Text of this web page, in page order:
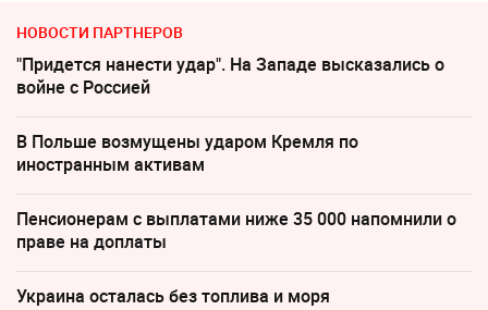
НОВОСТИ ПАРТНЕРОВ
"Придется нанести удар". На Западе высказались о
войне с Россией
В Польше возмущены ударом Кремля по
иностранным активам
Пенсионерам с выплатами ниже 35 000 напомнили о
праве на доплаты
Украина осталась без топлива и моря